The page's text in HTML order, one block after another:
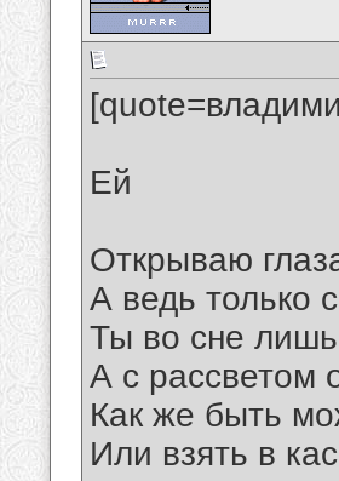
Ей
Открываю
А ведь только
Ты во сне
А с рассветом
Как же быть
Или взять в